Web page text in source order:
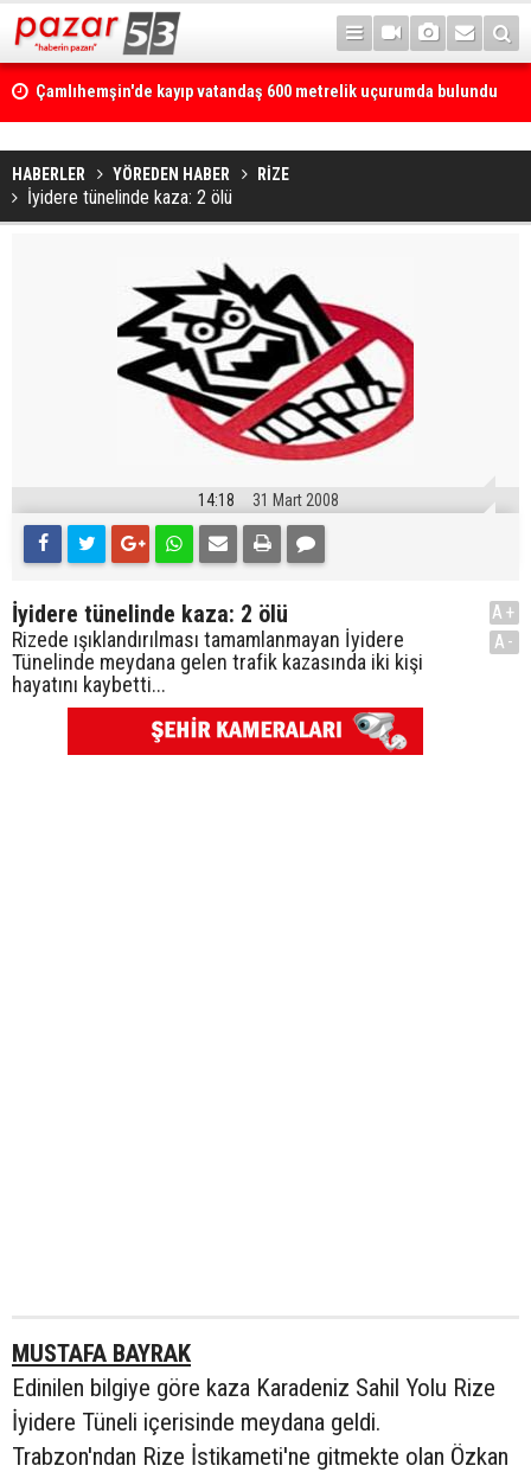
Çamlıhemşin'de kayıp vatandaş 600 metrelik uçurumda bulundu
HABERLER YÖREDEN HABER RİZE
İyidere tünelinde kaza: 2 ölü
14:18 31 Mart 2008
İyidere tünelinde kaza: 2 ölü
Rizede ışıklandırılması tamamlanmayan İyidere
Tünelinde meydana gelen trafik kazasında iki kişi
hayatını kaybetti...
A+
A-
MUSTAFA BAYRAK
Edinilen bilgiye göre kaza Karadeniz Sahil Yolu Rize
İyidere Tüneli içerisinde meydana geldi.
Trabzon'ndan Rize İstikameti'ne gitmekte olan Özkan